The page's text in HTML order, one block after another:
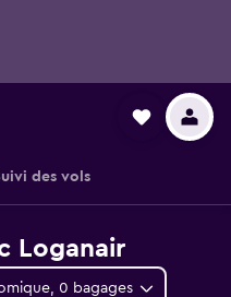
des vols
Loganair
0 bagages